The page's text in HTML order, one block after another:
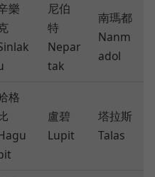
樂
尼伯
特
Nepar
tak
南瑪都
Nanm
adol
格
盧碧
Lupit
塔拉斯
Talas